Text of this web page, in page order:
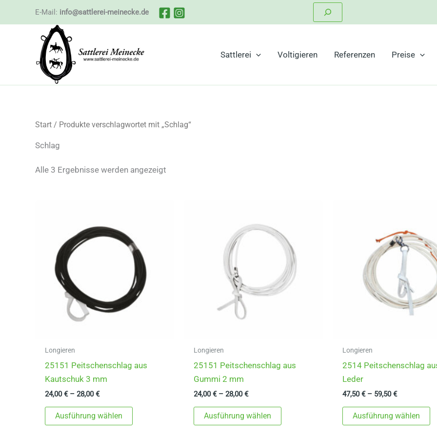
E-Mail: info@sattlerei-meinecke.de
Sattlerei Voltigieren Referenzen Preise
Start / Produkte verschlagwortet mit „Schlag“
Schlag
Alle 3 Ergebnisse werden angezeigt
Longieren
25151 Peitschenschlag aus
Kautschuk 3 mm
24,00€–28,00€
Ausführung wählen
Dieses
Produkt
Longieren
25151 Peitschenschlag aus
Gummi 2 mm
24,00€–28,00€
Ausführung wählen
Dieses
Produkt
Longieren
2514 Peitschenschlag
Leder
47,50€– 59,50€
Ausführung wählen